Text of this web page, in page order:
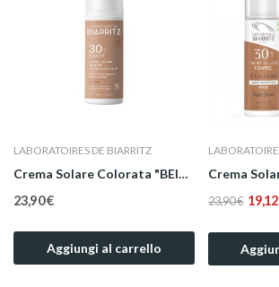
LABORATOIRES DE BIARRITZ
Crema Solare Colorata "BEIGE" Bio Viso SPF 30...
23,90 €
Aggiungi al carrello
23,90 €